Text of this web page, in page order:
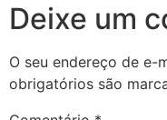
Deixe um
O seu endereço de e-
obrigatórios são